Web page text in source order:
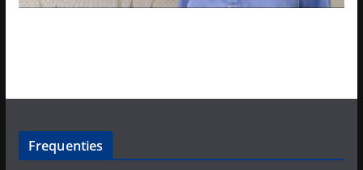
Frequenties